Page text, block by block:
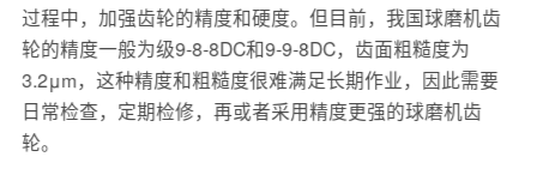
过程中，加强齿轮的精度和硬度。但目前，我国球磨机齿
轮的精度一般为级9-8-8DC和9-9-8DC，齿面粗糙度为
3.2μm，这种精度和粗糙度很难满足长期作业，因此需要
日常检查，定期检修，再或者采用精度更强的球磨机齿
轮。